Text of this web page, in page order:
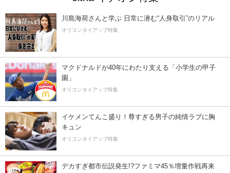
川島海荷さんと学ぶ 日常に潜む“人身取引”のリアル
オリコンタイアップ特集
マクドナルドが40年にわたり支える「小学生の甲子
園」
オリコンタイアップ特集
イケメンてんこ盛り！尊すぎる男子の純情ラブに胸
キュン
オリコンタイアップ特集
デカすぎ都市伝説発生!?ファミマ45％増量作戦再来